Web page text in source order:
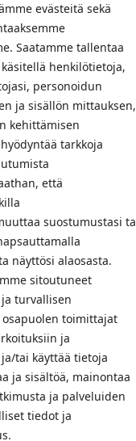
evästeitä sekä
Saatamme tallentaa
henkilötietoja,
personoidun
ja sisällön mittauksen,
kehittämisen
tarkkoja
että
suostumustasi
näyttösi alaosasta.
sitoutuneet
turvallisen
osapuolen toimittajat
ja
tai käyttää tietoja
ja sisältöä, mainontaa
ja palveluiden
tiedot ja